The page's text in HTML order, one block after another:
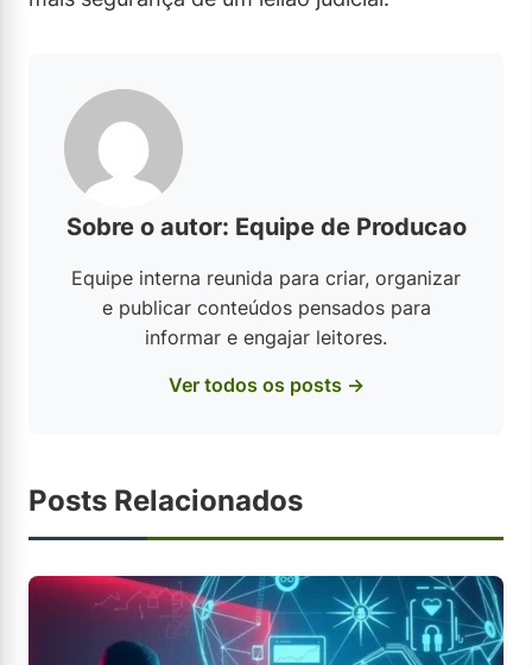
Sobre o autor: Equipe de Producao
Equipe interna reunida para criar, organizar
e publicar conteúdos pensados para
informar e engajar leitores.
Ver todos os posts →
Posts Relacionados